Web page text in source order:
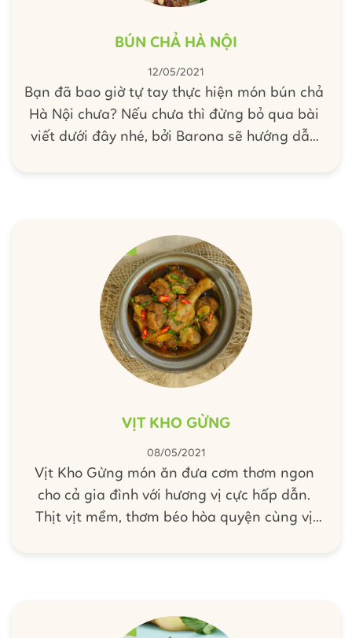
BÚN CHẢ HÀ NỘI
12/05/2021
Bạn đã bao giờ tự tay thực hiện món bún chả
Hà Nội chưa? Nếu chưa thì đừng bỏ qua bài
viết dưới đây nhé, bởi Barona sẽ hướng dẫn
VỊT KHO GỪNG
08/05/2021
Vịt Kho Gừng món ăn đưa cơm thơm ngon
cho cả gia đình với hương vị cực hấp dẫn.
Thịt vịt mềm, thơm béo hòa quyện cùng vị
thức chế biến món vịt kho gừng cùng Barona